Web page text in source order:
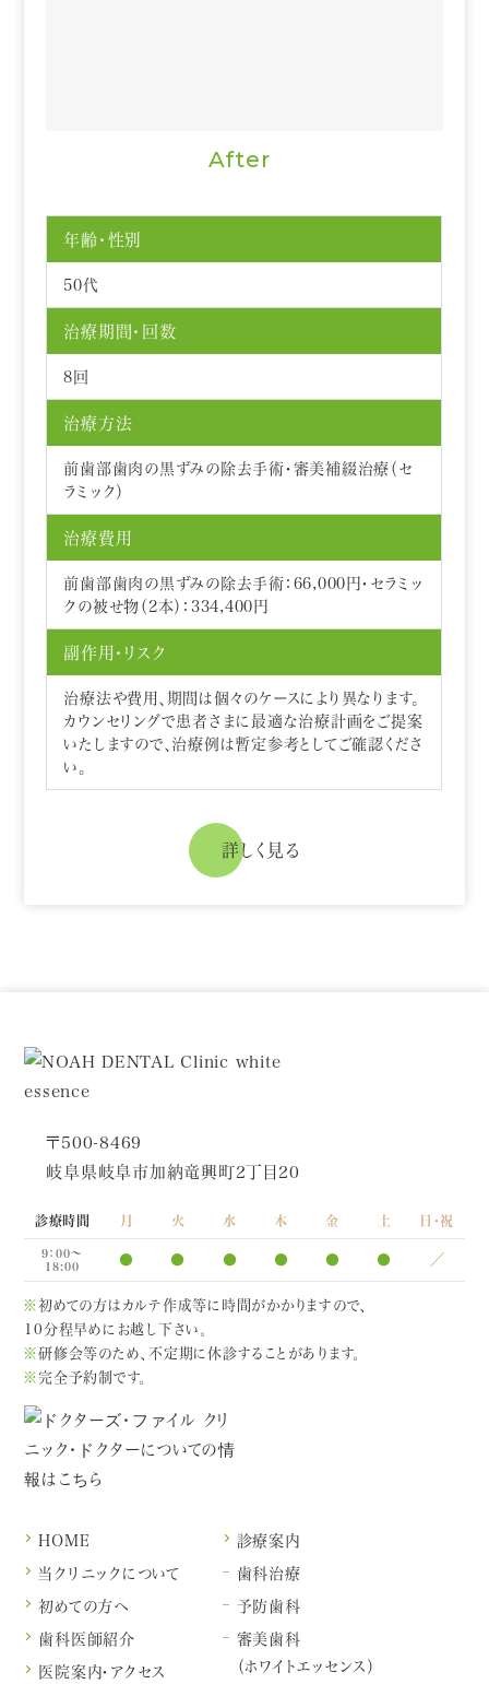
After
年齢・性別
50代
治療期間・回数
8回
治療方法
前歯部歯肉の黒ずみの除去手術・審美補綴治療（セ
ラミック）
治療費用
前歯部歯肉の黒ずみの除去手術：66,000円・セラミッ
クの被せ物（2本）：334,400円
副作用・リスク
治療法や費用、期間は個々のケースにより異なります。
カウンセリングで患者さまに最適な治療計画をご提案
いたしますので、治療例は暫定参考としてご確認くださ
い。
詳しく見る
〒500-8469
岐阜県岐阜市加納竜興町2丁目20
診療時間 月 火 水 木 金 土 日・祝
9：00～
18:00
● ● ● ● ● ● ／
※初めての方はカルテ作成等に時間がかかりますので、
10分程早めにお越し下さい。
※研修会等のため、不定期に休診することがあります。
※ 完全予約制です。
HOME
当クリニックについて
初めての方へ
歯科医師紹介
医院案内・アクセス
診療案内
歯科治療
予防歯科
審美歯科
（ホワイトエッセンス）